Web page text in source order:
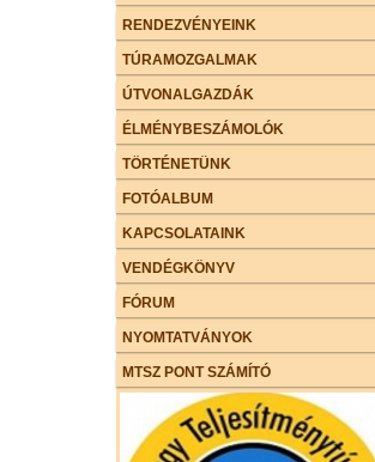
RENDEZVÉNYEINK
TÚRAMOZGALMAK
ÚTVONALGAZDÁK
ÉLMÉNYBESZÁMOLÓK
TÖRTÉNETÜNK
FOTÓALBUM
KAPCSOLATAINK
VENDÉGKÖNYV
FÓRUM
NYOMTATVÁNYOK
MTSZ PONT SZÁMÍTÓ